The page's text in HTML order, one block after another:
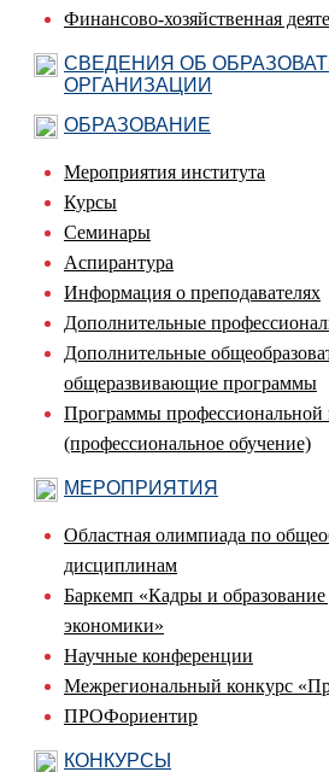
Финансово-хозяйственная
СВЕДЕНИЯ ОБ
ОРГАНИЗАЦИИ
ОБРАЗОВАНИЕ
Мероприятия института
Курсы
Семинары
Аспирантура
Информация о преподавателях
Дополнительные
Дополнительные
общеразвивающие программы
Программы профессиональной
(профессиональное обучение)
МЕРОПРИЯТИЯ
Областная олимпиада по
дисциплинам
Баркемп «Кадры и
экономики»
Научные конференции
Межрегиональный конкурс
ПРОФориентир
КОНКУРСЫ